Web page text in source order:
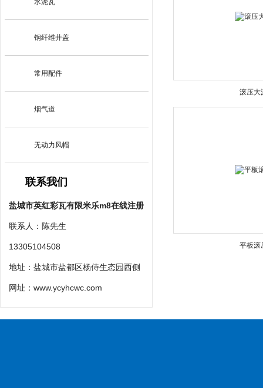
水泥瓦
钢纤维井盖
常用配件
烟气道
无动力风帽
联系我们
盐城市英红彩瓦有限米乐m8在线注册
联系人：陈先生
13305104508
地址：盐城市盐都区杨侍生态园西侧
网址： www.ycyhcwc.com
滚压大
平板滚